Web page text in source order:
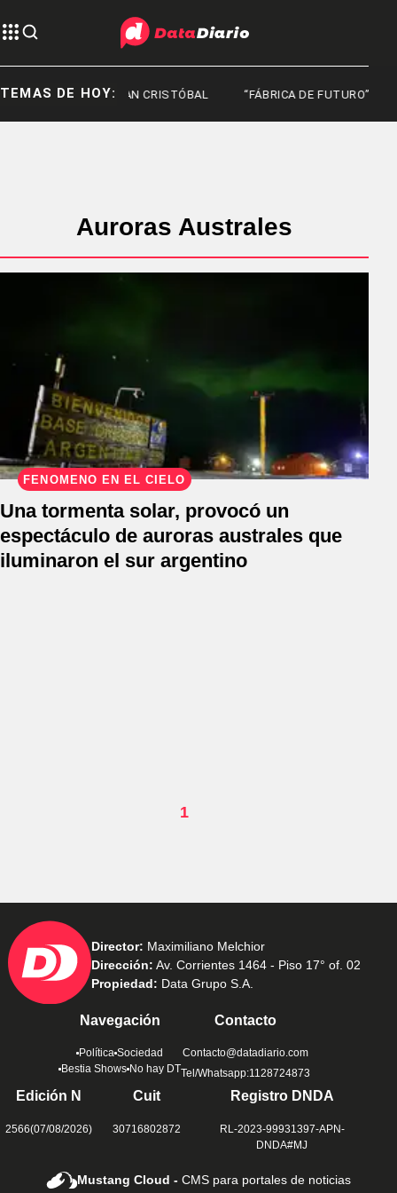
TEMAS DE HOY:SAN CRISTÓBAL “FÁBRICA DE FUTURO”
Auroras Australes
FENÓMENO EN EL CIELO
Una tormenta solar, provocó un
espectáculo de auroras australes que
iluminaron el sur argentino
1
Director: Maximiliano Melchior
Dirección: Av. Corrientes 1464 - Piso 17° of. 02
Propiedad: Data Grupo S.A.
Navegación
Política Sociedad
Bestia Shows No hay DT
Contacto
Contacto@datadiario.com
Tel/Whatsapp:1128724873
Edición N
2566(07/08/2026)
Cuit
30716802872
Registro DNDA
RL-2023-99931397-APN-
DNDA#MJ
Mustang Cloud -CMS para portales de noticias